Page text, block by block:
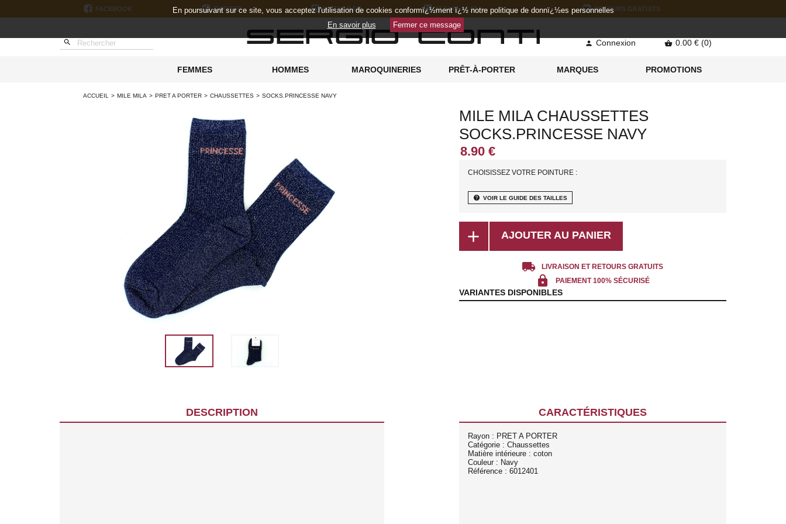
FACEBOOK TWITTER INSTAGRAM 07 52 05 36 97 RETOURS GRATUITS
  Connexion  0.00 € (0)
FEMMES HOMMES MAROQUINERIES PRÊT-À-PORTER MARQUES PROMOTIONS
ACCUEIL MILE MILA PRET A PORTER CHAUSSETTES SOCKS.PRINCESSE NAVY
MILE MILA CHAUSSETTES
SOCKS.PRINCESSE NAVY
CHOISISSEZ VOTRE POINTURE :
help VOIR LE GUIDE DES TAILLES
add AJOUTER AU PANIER
local_shipping LIVRAISON ET RETOURS GRATUITS
lock PAIEMENT 100% SÉCURISÉ
VARIANTES DISPONIBLES
DESCRIPTION CARACTÉRISTIQUES
Rayon : PRET A PORTER
Catégorie : Chaussettes
Matière intérieure : coton
Couleur : Navy
Référence : 6012401
En poursuivant sur ce site, vous acceptez l'utilisation de cookies conformï¿½ment ï¿½ notre politique de donnï¿½es personnelles
En savoir plus
Fermer ce message